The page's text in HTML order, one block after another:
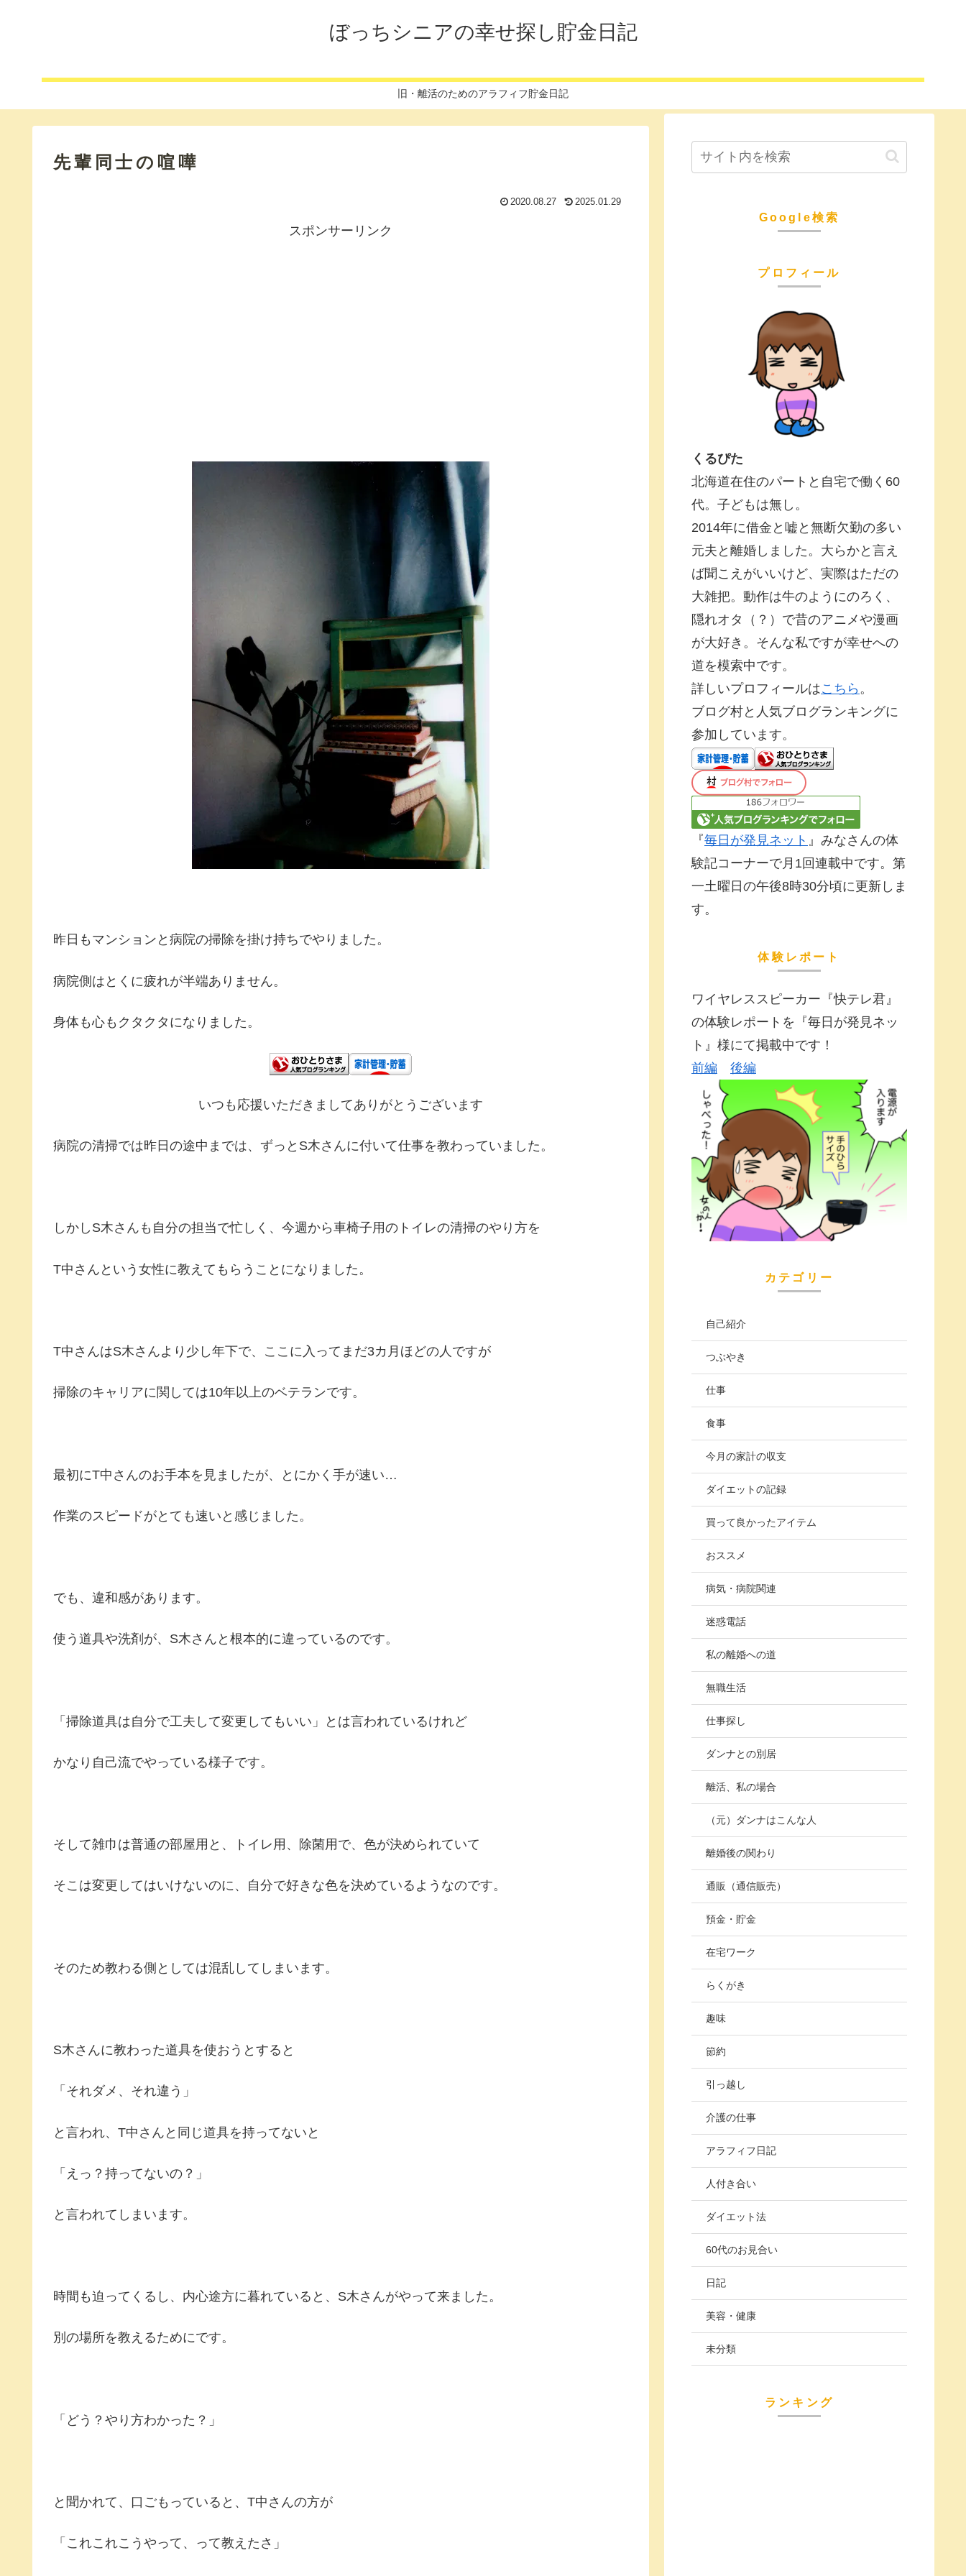
ぼっちシニアの幸せ探し貯金日記
旧・離活のためのアラフィフ貯金日記
先輩同士の喧嘩
2020.08.27 2025.01.29
スポンサーリンク
昨日もマンションと病院の掃除を掛け持ちでやりました。
病院側はとくに疲れが半端ありません。
身体も心もクタクタになりました。
いつも応援いただきましてありがとうございます
病院の清掃では昨日の途中までは、ずっとS木さんに付いて仕事を教わっていました。
しかしS木さんも自分の担当で忙しく、今週から車椅子用のトイレの清掃のやり方を
T中さんという女性に教えてもらうことになりました。
T中さんはS木さんより少し年下で、ここに入ってまだ3カ月ほどの人ですが
掃除のキャリアに関しては10年以上のベテランです。
最初にT中さんのお手本を見ましたが、とにかく手が速い…
作業のスピードがとても速いと感じました。
でも、違和感があります。
使う道具や洗剤が、S木さんと根本的に違っているのです。
「掃除道具は自分で工夫して変更してもいい」とは言われているけれど
かなり自己流でやっている様子です。
そして雑巾は普通の部屋用と、トイレ用、除菌用で、色が決められていて
そこは変更してはいけないのに、自分で好きな色を決めているようなのです。
そのため教わる側としては混乱してしまいます。
S木さんに教わった道具を使おうとすると
「それダメ、それ違う」
と言われ、T中さんと同じ道具を持ってないと
「えっ？持ってないの？」
と言われてしまいます。
時間も迫ってくるし、内心途方に暮れていると、S木さんがやって来ました。
別の場所を教えるためにです。
「どう？やり方わかった？」
と聞かれて、口ごもっていると、T中さんの方が
「これこれこうやって、って教えたさ」
Google検索
プロフィール
くるぴた
北海道在住のパートと自宅で働く60
代。子どもは無し。
2014年に借金と嘘と無断欠勤の多い
元夫と離婚しました。大らかと言え
ば聞こえがいいけど、実際はただの
大雑把。動作は牛のようにのろく、
隠れオタ（？）で昔のアニメや漫画
が大好き。そんな私ですが幸せへの
道を模索中です。
詳しいプロフィールはこちら 。
ブログ村と人気ブログランキングに
参加しています。
『毎日が発見ネット 』みなさんの体
験記コーナーで月1回連載中です。第
一土曜日の午後8時30分頃に更新しま
す。
体験レポート
ワイヤレススピーカー『快テレ君』
の体験レポートを『毎日が発見ネッ
ト』様にて掲載中です！
前編
後編
カテゴリー
自己紹介
つぶやき
仕事
食事
今月の家計の収支
ダイエットの記録
買って良かったアイテム
おススメ
病気・病院関連
迷惑電話
私の離婚への道
無職生活
仕事探し
ダンナとの別居
離活、私の場合
（元）ダンナはこんな人
離婚後の関わり
通販（通信販売）
預金・貯金
在宅ワーク
らくがき
趣味
節約
引っ越し
介護の仕事
アラフィフ日記
人付き合い
ダイエット法
60代のお見合い
日記
美容・健康
未分類
ランキング